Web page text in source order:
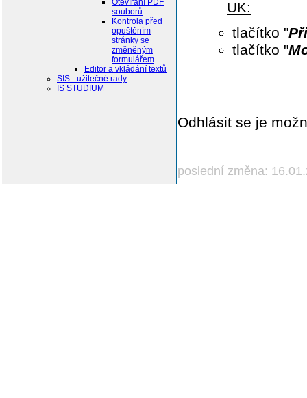
Otevírání PDF
souborů
Kontrola před
opuštěním
stránky se
změněným
formulářem
Editor a vkládání textů
SIS - užitečné rady
IS STUDIUM
UK:
tlačítko "
tlačítko "
Odhlásit se je
poslední změna: